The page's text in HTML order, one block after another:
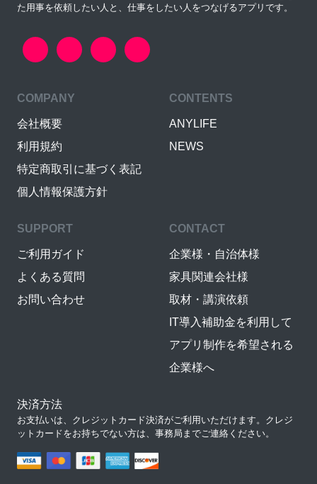
た用事を依頼したい人と、仕事をしたい人をつなげるアプリです。
COMPANY
会社概要
利用規約
特定商取引に基づく表記
個人情報保護方針
CONTENTS
ANYLIFE
NEWS
SUPPORT
ご利用ガイド
よくある質問
お問い合わせ
CONTACT
企業様・自治体様
家具関連会社様
取材・講演依頼
IT導入補助金を利用して
アプリ制作を希望される
企業様へ
決済方法
お支払いは、クレジットカード決済がご利用いただけます。クレジ
ットカードをお持ちでない方は、事務局までご連絡ください。